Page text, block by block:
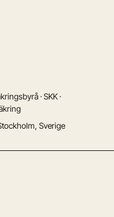
· SKK ·
Sverige